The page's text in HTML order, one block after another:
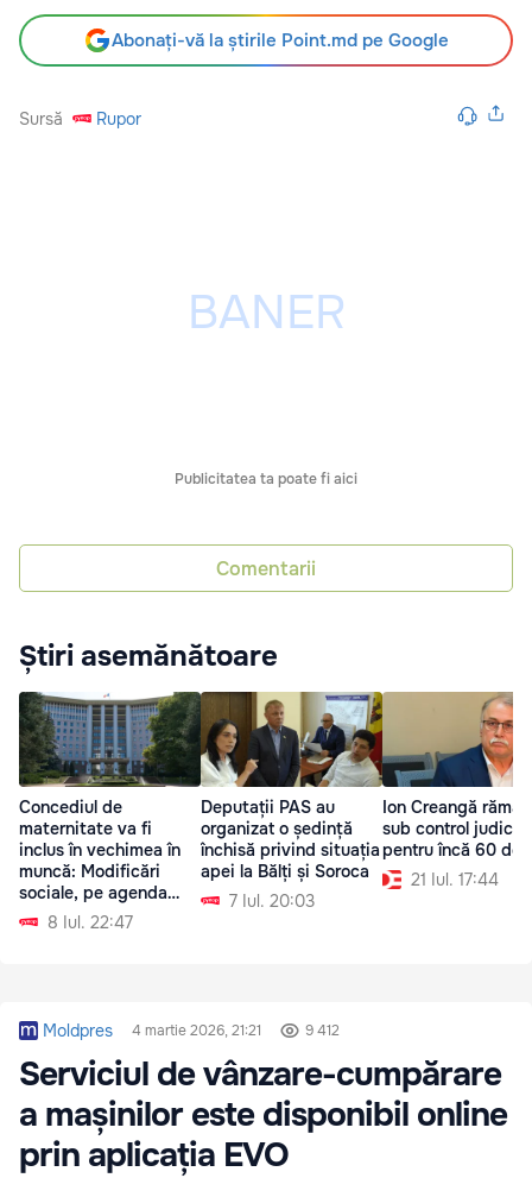
Abonați-vă la știrile Point.md pe Google
Sursă Rupor
Publicitatea ta poate fi aici
Comentarii
Știri asemănătoare
Concediul de
maternitate va fi
inclus în vechimea în
muncă: Modificări
sociale, pe agenda
Parlamentului
8 Iul. 22:47
Deputații PAS au
organizat o ședință
închisă privind situația
apei la Bălți și Soroca
7 Iul. 20:03
Ion Creangă
sub control judiciar
pentru încă 60 de
21 Iul. 17:44
Moldpres 4 martie 2026, 21:21 9 412
Serviciul de vânzare-cumpărare
a mașinilor este disponibil online
prin aplicația EVO